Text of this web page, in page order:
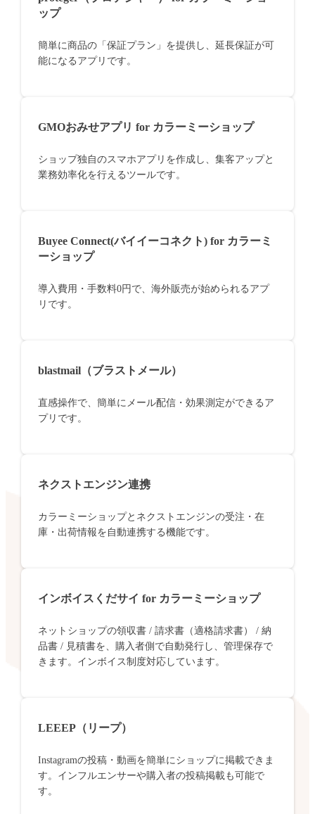
ップ
簡単に商品の「保証プラン」を提供し、延長保証が可
能になるアプリです。
GMOおみせアプリ for カラーミーショップ
ショップ独自のスマホアプリを作成し、集客アップと
業務効率化を行えるツールです。
Buyee Connect(バイイーコネクト) for カラーミ
ーショップ
導入費用・手数料0円で、海外販売が始められるアプ
リです。
blastmail（ブラストメール）
直感操作で、簡単にメール配信・効果測定ができるア
プリです。
ネクストエンジン連携
カラーミーショップとネクストエンジンの受注・在
庫・出荷情報を自動連携する機能です。
インボイスくだサイ for カラーミーショップ
ネットショップの領収書 / 請求書（適格請求書） / 納
品書 / 見積書を、購入者側で自動発行し、管理保存で
きます。インボイス制度対応しています。
LEEEP（リープ）
Instagramの投稿・動画を簡単にショップに掲載できま
す。インフルエンサーや購入者の投稿掲載も可能で
す。